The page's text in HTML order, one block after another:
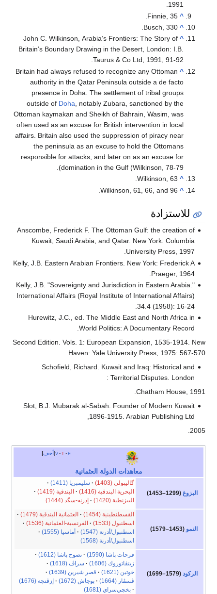
1991.
^
Finnie, 35.
^
Busch, 330.
^
John C. Wilkinson, Arabia’s Frontiers: The Story of
Britain’s Boundary Drawing in the Desert, London: I.B.
Taurus & Co Ltd, 1991, 91-92.
^
Britain had always refused to recognize any Ottoman
authority in the Qatar Peninsula outside a de facto
presence in Doha. The settlement of tribal groups
outside of Doha , notably Zubara, sanctioned by the
Ottoman kaymakan and Sheikh of Bahrain, Wasim, was
often used as an excuse for British intervention in local
affairs. Britain also used the suppression of piracy near
the peninsula as an excuse to hold the Ottomans
responsible for attacks, and later on as an excuse for
domination in the Gulf (Wilkinson, 78-79).
^
Wilkinson, 63.
^
Wilkinson, 61, 66, and 96.
للاستزادة
Anscombe, Frederick F. The Ottoman Gulf: the creation of
Kuwait, Saudi Arabia, and Qatar. New York: Columbia
University Press, 1997.
Kelly, J.B. Eastern Arabian Frontiers. New York: Frederick A
Praeger, 1964.
Kelly, J.B. "Sovereignty and Jurisdiction in Eastern Arabia."
International Affairs (Royal Institute of International Affairs)
34.4 (1958): 16-24.
Hurewitz, J.C., ed. The Middle East and North Africa in
World Politics: A Documentary Record.
Second Edition. Vols. 1: European Expansion, 1535-1914. New
Haven: Yale University Press, 1975: 567-570.
Schofield, Richard. Kuwait and Iraq: Historical and
Territorial Disputes. London :
Chatham House, 1991.
Slot, B.J. Mubarak al-Sabah: Founder of Modern Kuwait
1896-1915. Arabian Publishing Ltd,
2005.
أخف v t e
معاهدات الدولة العثمانية
البزوغ (1299–1453)
گاليپولي (1403)
سليمبريا (1411)
البحرية البندقية (1416)
البندقية (1419)
البيزنطية (1420)
إدرنه-سگد (1444)
النمو (1453–1579)
القسطنطينية (1454)
العثمانية البندقية (1479)
اسطنبول (1533)
الفرنسية-العثمانية (1536)
اسطنبول/أدرنة (1547)
أماسيا (1555)
اسطنبول/أدرنة (1568)
الركود (1579–1699)
فرحات پاشا (1590)
نصوح پاشا (1612)
زيتڤاتوروك (1606)
سراڤ (1618)
خوتين (1621)
قصر شيرين (1639)
ڤسڤار (1664)
بوجاش (1672)
إزڤنچة (1676)
بخچي‌سراي (1681)